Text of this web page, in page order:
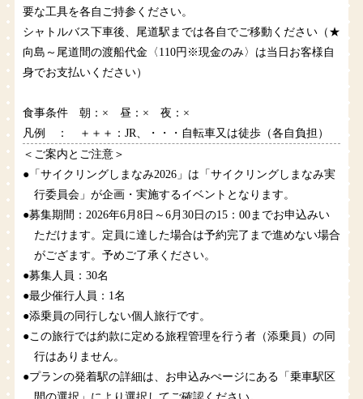
要な工具を各自ご持参ください。
シャトルバス下車後、尾道駅までは各自でご移動ください（★
向島～尾道間の渡船代金〈110円※現金のみ〉は当日お客様自
身でお支払いください）
食事条件 朝：× 昼：× 夜：×
凡例 ： ＋＋＋：JR、・・・自転車又は徒歩（各自負担）
＜ご案内とご注意＞
●「サイクリングしまなみ2026」は「サイクリングしまなみ実
行委員会」が企画・実施するイベントとなります。
●募集期間：2026年6月8日～6月30日の15：00までお申込みい
ただけます。定員に達した場合は予約完了まで進めない場合
がござます。予めご了承ください。
●募集人員：30名
●最少催行人員：1名
●添乗員の同行しない個人旅行です。
●この旅行では約款に定める旅程管理を行う者（添乗員）の同
行はありません。
●プランの発着駅の詳細は、お申込みぺージにある「乗車駅区